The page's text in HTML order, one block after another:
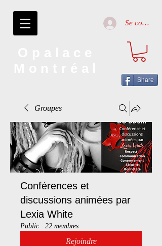
Se connecter
Share
Groupes
Conférences et
discussions animées par
Lexia White
Public · 22 membres
Rejoindre